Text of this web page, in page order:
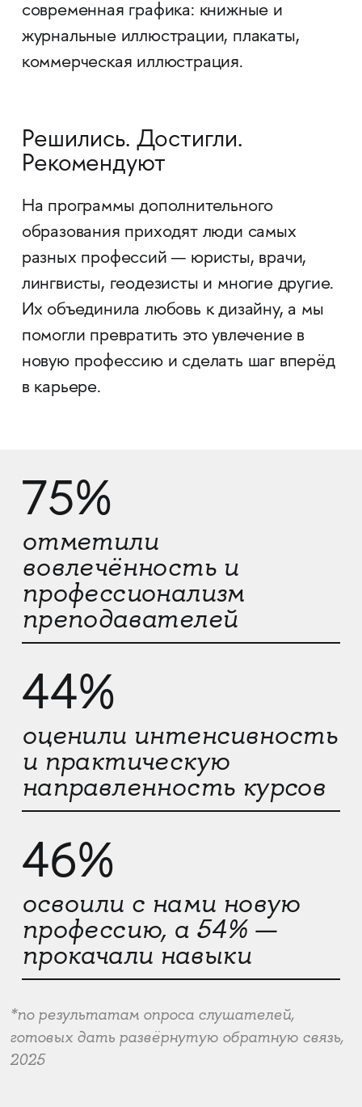
современная графика: книжные и
журнальные иллюстрации, плакаты,
коммерческая иллюстрация.
Решились. Достигли.
Рекомендуют
На программы дополнительного
образования приходят люди самых
разных профессий — юристы, врачи,
лингвисты, геодезисты и многие другие.
Их объединила любовь к дизайну, а мы
помогли превратить это увлечение в
новую профессию и сделать шаг вперёд
в карьере.
75%
отметили
вовлечённость и
профессионализм
преподавателей
44%
оценили интенсивность
и практическую
направленность курсов
46%
освоили с нами новую
профессию, а 54% —
прокачали навыки
*по результатам опроса слушателей,
готовых дать развёрнутую обратную связь,
2025